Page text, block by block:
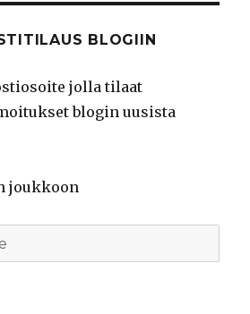
BLOGIIN
jolla tilaat
blogin uusista
joukkoon